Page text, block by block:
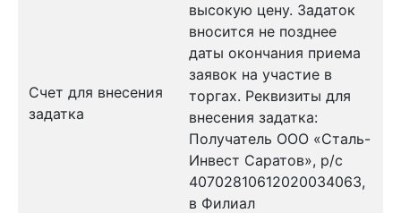
Счет для внесения
задатка
высокую цену. Задаток
вносится не позднее
даты окончания приема
заявок на участие в
торгах. Реквизиты для
внесения задатка:
Получатель ООО «Сталь-
Инвест Саратов», р/с
40702810612020034063,
в Филиал